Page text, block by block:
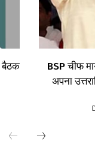
बैठक
BSP चीफ
अपना